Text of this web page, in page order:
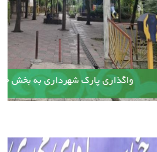
آسفالت کوچه وصال ۲۰